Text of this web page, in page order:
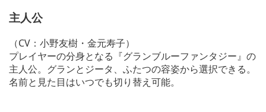
主人公
（CV：小野友樹・金元寿子）
プレイヤーの分身となる『グランブルーファンタジー』の
主人公。グランとジータ、ふたつの容姿から選択できる。
名前と見た目はいつでも切り替え可能。